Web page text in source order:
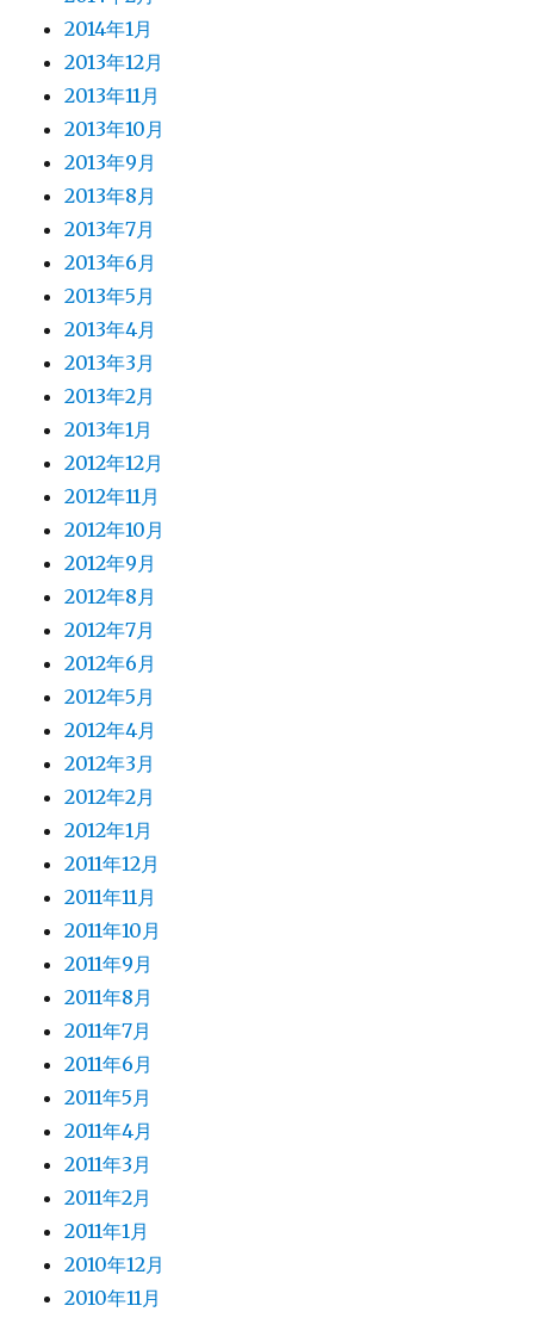
2014年1月
2013年12月
2013年11月
2013年10月
2013年9月
2013年8月
2013年7月
2013年6月
2013年5月
2013年4月
2013年3月
2013年2月
2013年1月
2012年12月
2012年11月
2012年10月
2012年9月
2012年8月
2012年7月
2012年6月
2012年5月
2012年4月
2012年3月
2012年2月
2012年1月
2011年12月
2011年11月
2011年10月
2011年9月
2011年8月
2011年7月
2011年6月
2011年5月
2011年4月
2011年3月
2011年2月
2011年1月
2010年12月
2010年11月